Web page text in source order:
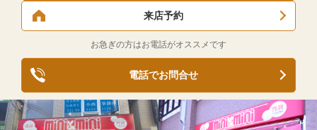
来店予約
お急ぎの方はお電話がオススメです
電話でお問合せ